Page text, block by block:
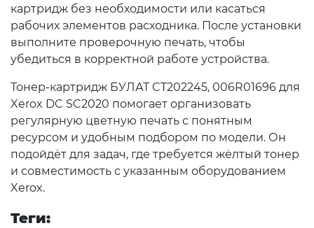
картридж без необходимости или касаться
рабочих элементов расходника. После установки
выполните проверочную печать, чтобы
убедиться в корректной работе устройства.
Тонер-картридж БУЛАТ CT202245, 006R01696 для
Xerox DC SC2020 помогает организовать
регулярную цветную печать с понятным
ресурсом и удобным подбором по модели. Он
подойдёт для задач, где требуется жёлтый тонер
и совместимость с указанным оборудованием
Xerox.
Теги: